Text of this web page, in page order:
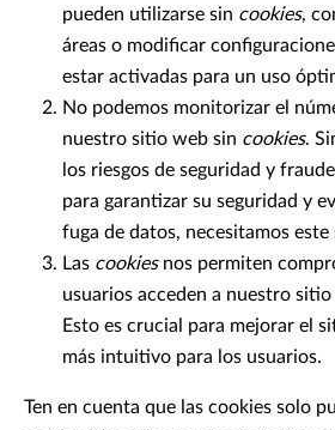
pueden utilizarse sin cookies,
áreas o modificar
estar activadas para un uso
No podemos monitorizar el
nuestro sitio web sin cookies.
los riesgos de seguridad y
para garantizar su seguridad y
fuga de datos, necesitamos
Las cookies nos permiten
usuarios acceden a nuestro
Esto es crucial para mejorar el
más intuitivo para los usuarios.
Ten en cuenta que las cookies solo